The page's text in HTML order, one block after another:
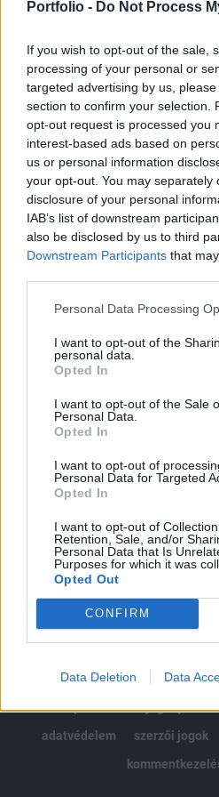
Portfolio - Do Not Process
If you wish to opt-out of the sale,
processing of your personal or
targeted advertising by us,
section to confirm your selection.
opt-out request is processed you
interest-based ads based on
us or personal information
your opt-out. You may separately
disclosure of your personal
IAB’s list of downstream
also be disclosed by us to third
Downstream Participants that
Personal Data Processing
I want to opt-out of the
personal data.
Opted In
I want to opt-out of the Sale
Personal Data.
Opted In
I want to opt-out of
Personal Data for Targeted
Opted In
I want to opt-out of
Retention, Sale, and/or
Personal Data that Is
Purposes for which it was
Opted Out
CONFIRM
Data Deletion Data
modelljeiben már nem fog
Portfolio Investment Day
Investment Day 2026, ahol a
keressük a választ a
kérdésekre. Meddig tarthat az
következő évek nyertesei, mire
kötvény-, nyersanyag- és
érdemes portfóliót építeni egy
KEDVES OLVASÓNK!
A keresett cikk a
tartozik, melynek olvasása
Az előfizetés a következőket
Kötéslisták: BÉT elmúlt 2
kötéslistái
MÁR ELŐFIZETŐNK VAGY?
© 2026
impresszum
jogi
adatvédelem
szerzői jogok